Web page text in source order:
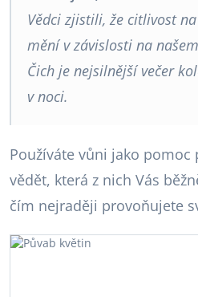
Vědci zjistili, že citlivost
mění v závislosti na
Čich je nejsilnější večer
v noci.
Používáte vůni jako pomoc
vědět, která z nich Vás
čím nejraději provoňujete